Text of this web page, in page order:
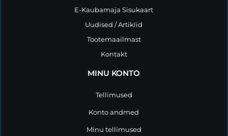
E-Kaubamaja Sisukaart
Uudised / Artiklid
Tootemaailmast
Kontakt
MINU KONTO
Tellimused
Konto andmed
Minu tellimused